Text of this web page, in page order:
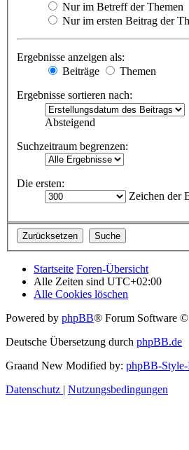
Nur im Betreff der Themen
Nur im ersten Beitrag der
Ergebnisse anzeigen als:
Beiträge
Themen
Ergebnisse sortieren nach:
Absteigend
Suchzeitraum begrenzen:
Die ersten:
Zeichen der
Startseite Foren-Übersicht
Alle Zeiten sind UTC+02:00
Alle Cookies löschen
Powered by phpBB® Forum Software
Deutsche Übersetzung durch phpBB.de
Graand New Modified by: phpBB-Style-
Datenschutz | Nutzungsbedingungen